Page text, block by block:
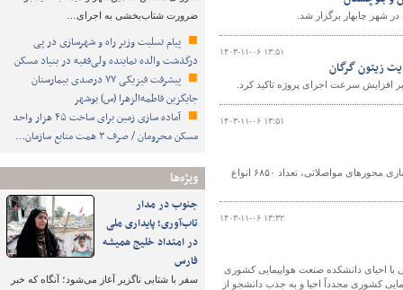
ضرورت شتاب‌بخشی به اجرای…
پیام تسلیت وزیر راه و شهرسازی در پی
درگذشت والده نماینده ولی‌فقیه در بنیاد مسکن
پیشرفت فیزیکی ۷۷ درصدی بیمارستان
جایگزین فاطمه‌الزهرا (س) بوشهر
آماده سازی زمین برای ساخت ۴۵ هزار واحد
مسکن محرومان / صرف ۳ همت منابع سازمان…
ویژه‌ها
جنوب در مدار
تاب‌آوری؛ پایداری ملی
در امتداد خلیج همیشه
فارس
سفر با شتابی ناگزیر آغاز می‌شود؛ آنگاه که خبر
۱۴۰۳-۱۱-۰۶ ۱۳:۵۱
۱۴۰۳-۱۱-۰۶ ۱۳:۵۱
عاون راهداری اداره کل راهداری و حمل و نقل جاده ای کردستان گفت: در راستای ایمن سازی محورهای مواصلاتی، تعداد ۶۸۵۰ انواع
۱۴۰۳-۱۱-۰۶ ۱۳:۳۲
با احیای دانشکده صنعت هواپیمایی کشوری
کشوری مجدداً احیا و به جذب دانشجو از